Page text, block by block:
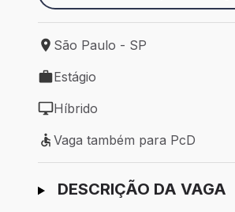
Local de trabalho: São Paulo - SP
São Paulo - SP
Tipo de vaga: Estágio
Estágio
Modelo de trabalho: Híbrido
Híbrido
Vaga também para PcD
Vaga também para PcD
Ir para candidatura
DESCRIÇÃO DA VAGA